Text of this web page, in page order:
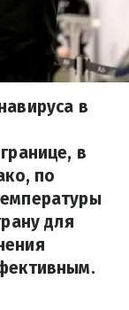
в
в
по
для